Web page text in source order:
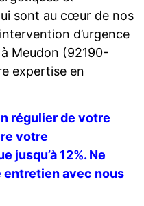
sont au cœur de nos
d’urgence
Meudon (92190-
expertise en
régulier de votre
votre
jusqu’à 12%. Ne
entretien avec nous